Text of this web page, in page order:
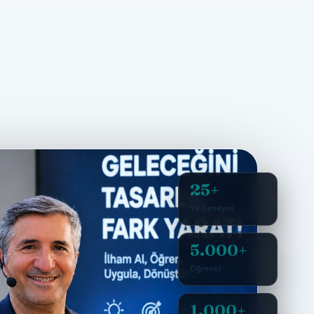
25+
Yıl Deneyim
5.000+
Öğrenci